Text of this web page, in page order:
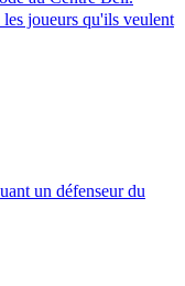
joueurs qu'ils veulent
un défenseur du